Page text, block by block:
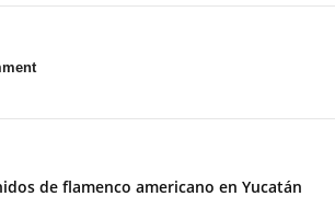
de flamenco americano en Yucatán